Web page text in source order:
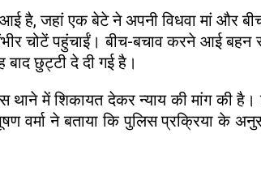
आई है, जहां एक बेटे ने अपनी विधवा मां और
चोटें पहुंचाईं। बीच-बचाव करने आई बहन
बाद छुट्टी दे दी गई है।
में शिकायत देकर न्याय की मांग की है।
वर्मा ने बताया कि पुलिस प्रक्रिया के